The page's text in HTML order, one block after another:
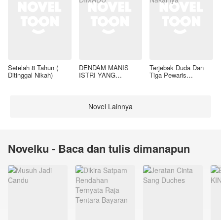
Setelah 8 Tahun (
Ditinggal Nikah)
DENDAM MANIS
ISTRI YANG
Terjebak Duda Dan
Tiga Pewaris
Novel Lainnya
Novelku - Baca dan tulis dimanapun